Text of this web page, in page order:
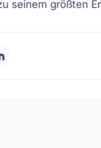
seinem größten